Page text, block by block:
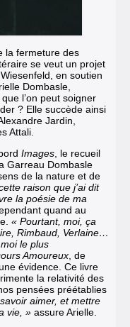
la fermeture des
se veut un projet
en soutien
Dombasle,
l’on peut soigner
? Elle succède ainsi
Jardin,
Attali.
Images, le recueil
Garreau Dombasle
de la nature et de
raison que j’ai dit
la poésie de ma
quand au
« Pourtant, moi, ça
Rimbaud, Verlaine…
le plus
Amoureux, de
évidence. Ce livre
la relativité des
pensées préétablies
aimer, et mettre
vie, » assure Arielle.